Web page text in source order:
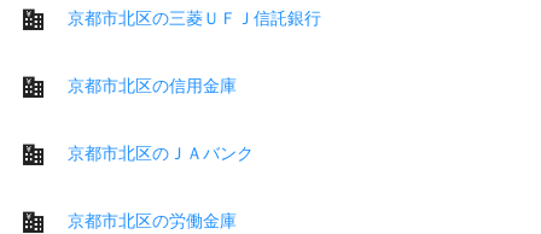
京都市北区の三菱ＵＦＪ信託銀行
京都市北区の信用金庫
京都市北区のＪＡバンク
京都市北区の労働金庫